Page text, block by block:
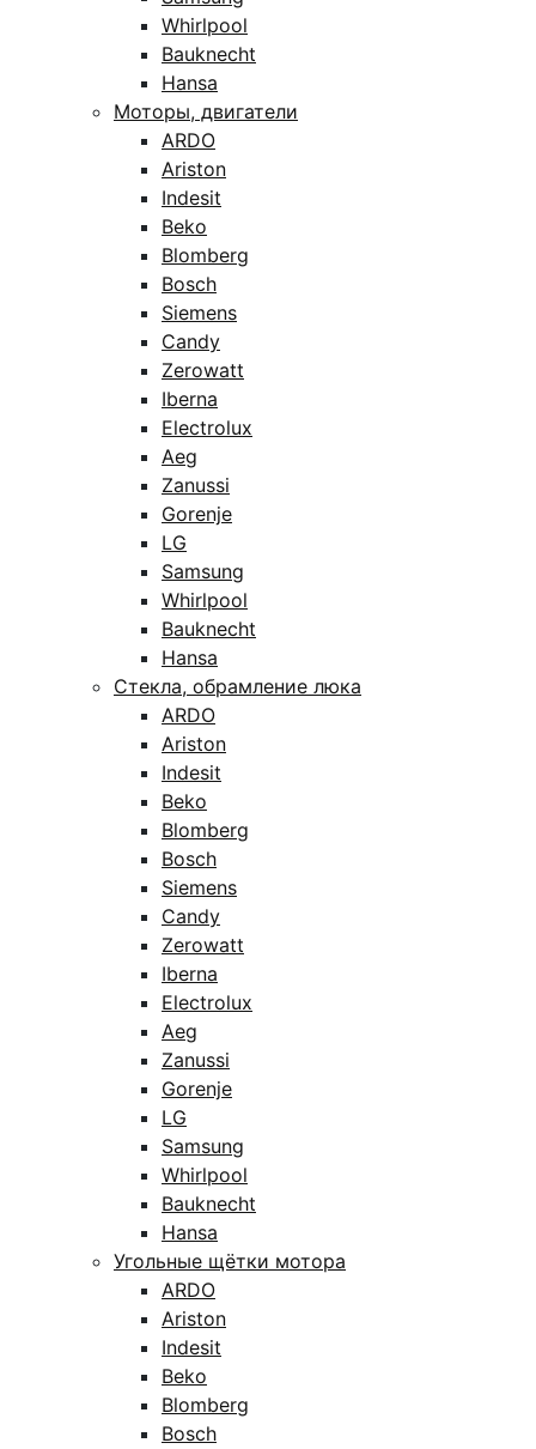
Whirlpool
Bauknecht
Hansa
Моторы, двигатели
ARDO
Ariston
Indesit
Beko
Blomberg
Bosch
Siemens
Candy
Zerowatt
Iberna
Electrolux
Aeg
Zanussi
Gorenje
LG
Samsung
Whirlpool
Bauknecht
Hansa
Стекла, обрамление люка
ARDO
Ariston
Indesit
Beko
Blomberg
Bosch
Siemens
Candy
Zerowatt
Iberna
Electrolux
Aeg
Zanussi
Gorenje
LG
Samsung
Whirlpool
Bauknecht
Hansa
Угольные щётки мотора
ARDO
Ariston
Indesit
Beko
Blomberg
Bosch